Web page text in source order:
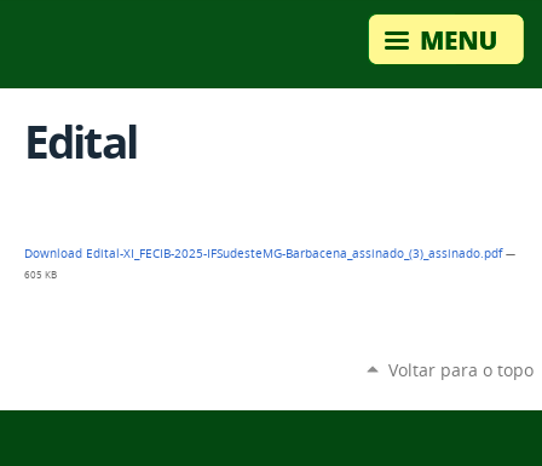
Edital
Download Edital-XI_FECIB-2025-IFSudesteMG-Barbacena_assinado_(3)_assinado.pdf—
605 KB
Voltar para o topo